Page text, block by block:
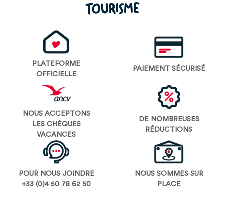
TOURISME
PLATEFORME
OFFICIELLE
PAIEMENT SÉCURISÉ
NOUS ACCEPTONS
LES CHÈQUES
VACANCES
DE NOMBREUSES
RÉDUCTIONS
POUR NOUS JOINDRE
+33 (0)4 50 78 62 50
NOUS SOMMES SUR
PLACE